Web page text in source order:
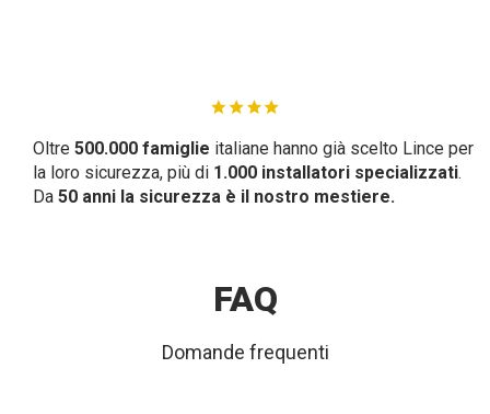
Oltre 500.000 famiglie italiane hanno già scelto Lince per
la loro sicurezza, più di 1.000 installatori specializzati.
Da 50 anni la sicurezza è il nostro mestiere.
FAQ
Domande frequenti